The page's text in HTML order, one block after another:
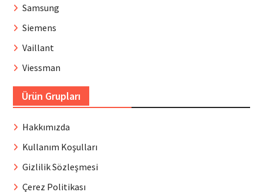
Samsung
Siemens
Vaillant
Viessman
Ürün Grupları
Hakkımızda
Kullanım Koşulları
Gizlilik Sözleşmesi
Çerez Politikası